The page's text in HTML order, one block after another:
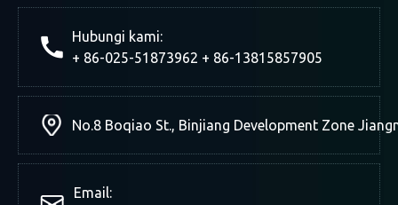
Hubungi kami:
+ 86-025-51873962 + 86-13815857905
No.8 Boqiao St., Binjiang Development Zone
Email: